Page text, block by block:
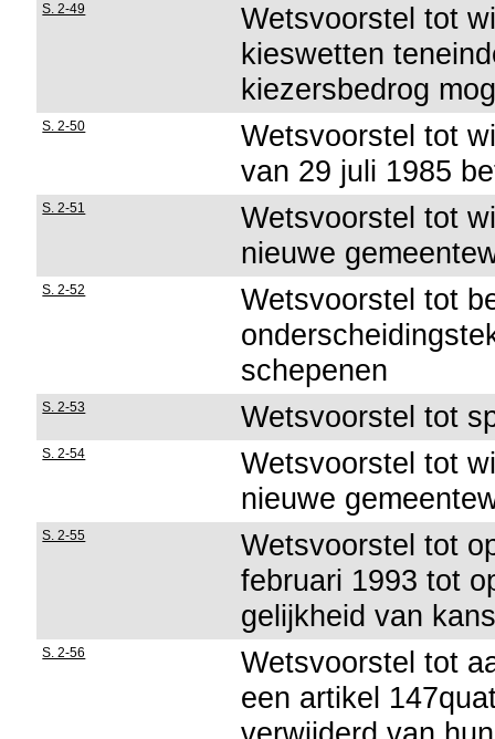
S. 2-49
Wetsvoorstel tot
kieswetten
kiezersbedrog
S. 2-50
Wetsvoorstel tot
van 29 juli 1985
S. 2-51
Wetsvoorstel tot
nieuwe
S. 2-52
Wetsvoorstel tot
schepenen
S. 2-53 Wetsvoorstel tot
S. 2-54
Wetsvoorstel tot
nieuwe
S. 2-55
Wetsvoorstel tot
februari 1993 tot
gelijkheid van
S. 2-56
Wetsvoorstel tot
een artikel